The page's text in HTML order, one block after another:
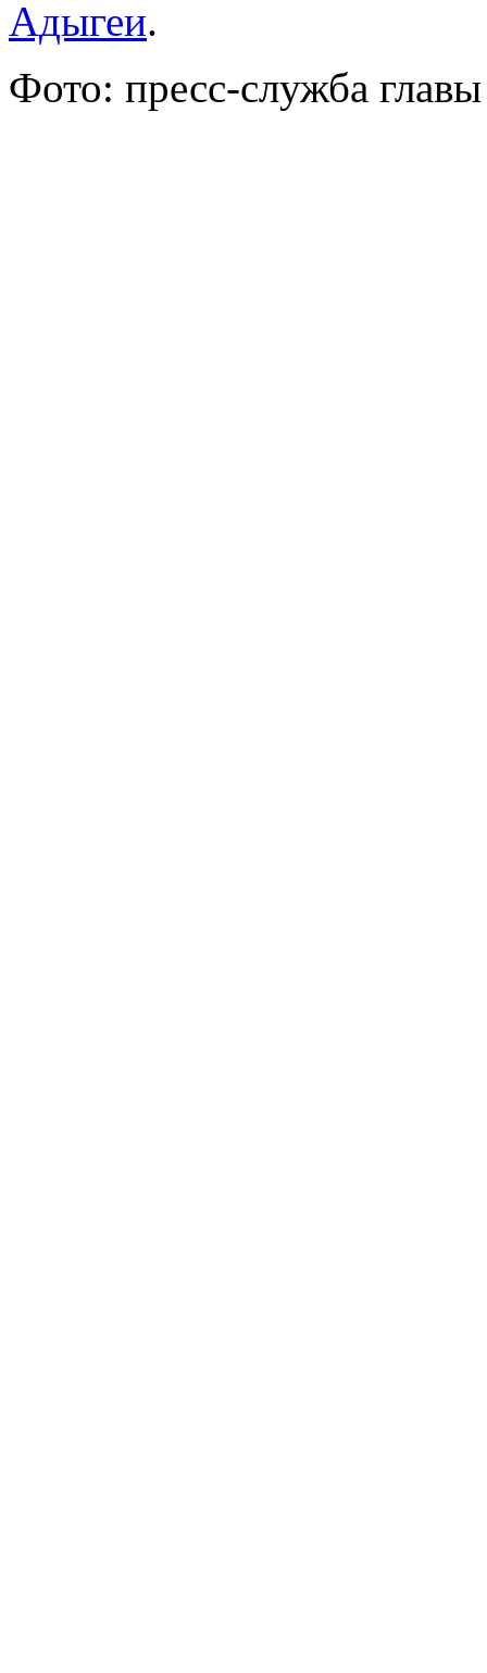
Адыгеи.
Фото: пресс-служба